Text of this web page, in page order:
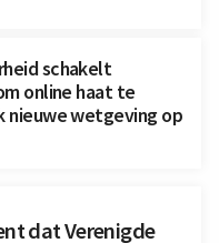
schakelt
online haat te
nieuwe wetgeving op
dat Verenigde